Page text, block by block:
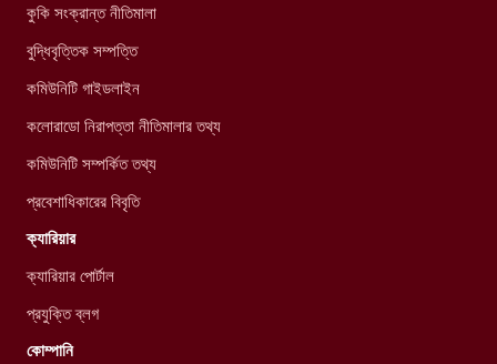
কুকি সংক্রান্ত নীতিমালা
বুদ্ধিবৃত্তিক সম্পত্তি
কমিউনিটি গাইডলাইন
কলোরাডো নিরাপত্তা নীতিমালার তথ্য
কমিউনিটি সম্পর্কিত তথ্য
প্রবেশাধিকারের বিবৃতি
ক্যারিয়ার
ক্যারিয়ার পোর্টাল
প্রযুক্তি ব্লগ
কোম্পানি